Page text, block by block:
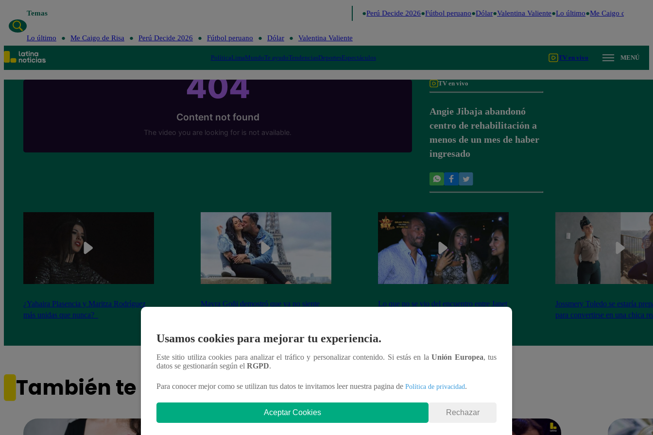
Temas Perú Decide 2026 Fútbol peruano Dólar Valentina Valiente Lo último Me Caigo de Risa
Lo último Me Caigo de Risa Perú Decide 2026 Fútbol peruano Dólar Valentina Valiente
PolíticaLimaMundoTe ayudoTendenciasDeportesEspectáculos TV en vivo MENÚ
TV en vivo
Angie Jibaja abandonó
centro de rehabilitación a
menos de un mes de haber
ingresado
¿Yahaira Plasencia y Maritza Rodríguez
más unidas que nunca?
Mayra Goñi demostró que ya no siente
Lo que no se vio del encuentro entre Janet
Jossmery Toledo se estaría
para convertirse en una chica
También te puede interesar
Usamos cookies para mejorar tu experiencia.
Este sitio utiliza cookies para analizar el tráfico y personalizar contenido. Si estás en laUnión Europea, tus
datos se gestionarán según el RGPD.
Para conocer mejor como se utilizan tus datos te invitamos leer nuestra pagina de Política de privacidad.
Aceptar Cookies Rechazar